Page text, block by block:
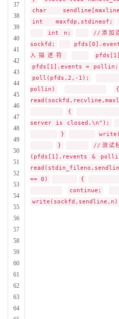
37
38
39
40
41
42
43
44
45
46
47
48
49
50
51
52
53
54
55
56
57
58
59
60
61
62
63
64
char
int maxfdp,stdineof;
int n;
//添加
sockfd;
入描述符
pfds[1].events = pollin;
poll(pfds,2,-1);
pollin)
{
{
server is closed.\n");
}
}
//测试
(pfds[1].revents &
== 0)
{
continue;